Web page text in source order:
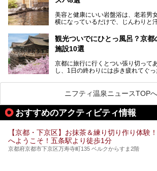
のある温浴施設を紹介します。
ウナを楽しみましょう！
美容と健康にいい岩盤浴は、老若男
横になっているだけで、じんわりと
地元の方はもちろん、旅先としても
観光のついでに岩盤浴のある温泉に
今回は京都にある岩盤浴のある施設
観光ついでにひとっ風呂？京
施設10選
京都に旅行に行くとつい張り切って
し、1日の終わりには歩き疲れてぐ
そんな疲れた身体には温泉です！京
も素晴らしい温泉がたくさんありま
できるおすすめの温泉・温浴施設を
ニフティ温泉ニュースTOPへ
おすすめのアクティビティ情報
【京都・下京区】お抹茶＆練り切り作り体験
へようこそ！五条駅より徒歩1分
京都府京都市下京区万寿寺町135 ベルクからすま2階